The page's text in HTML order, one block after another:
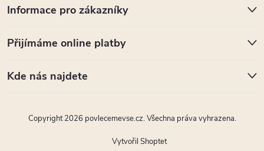
Informace pro zákazníky
Přijímáme online platby
Kde nás najdete
Vytvořil Shoptet
Copyright 2026 povlecemevse.cz. Všechna práva vyhrazena.